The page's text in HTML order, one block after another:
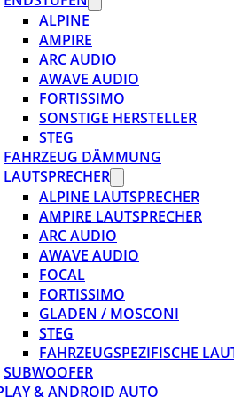
ALPINE
AMPIRE
ARC AUDIO
AWAVE AUDIO
FORTISSIMO
SONSTIGE HERSTELLER
STEG
FAHRZEUG DÄMMUNG
LAUTSPRECHER
ALPINE LAUTSPRECHER
AMPIRE LAUTSPRECHER
ARC AUDIO
AWAVE AUDIO
FOCAL
FORTISSIMO
GLADEN / MOSCONI
STEG
FAHRZEUGSPEZIFISCHE
SUBWOOFER
& ANDROID AUTO